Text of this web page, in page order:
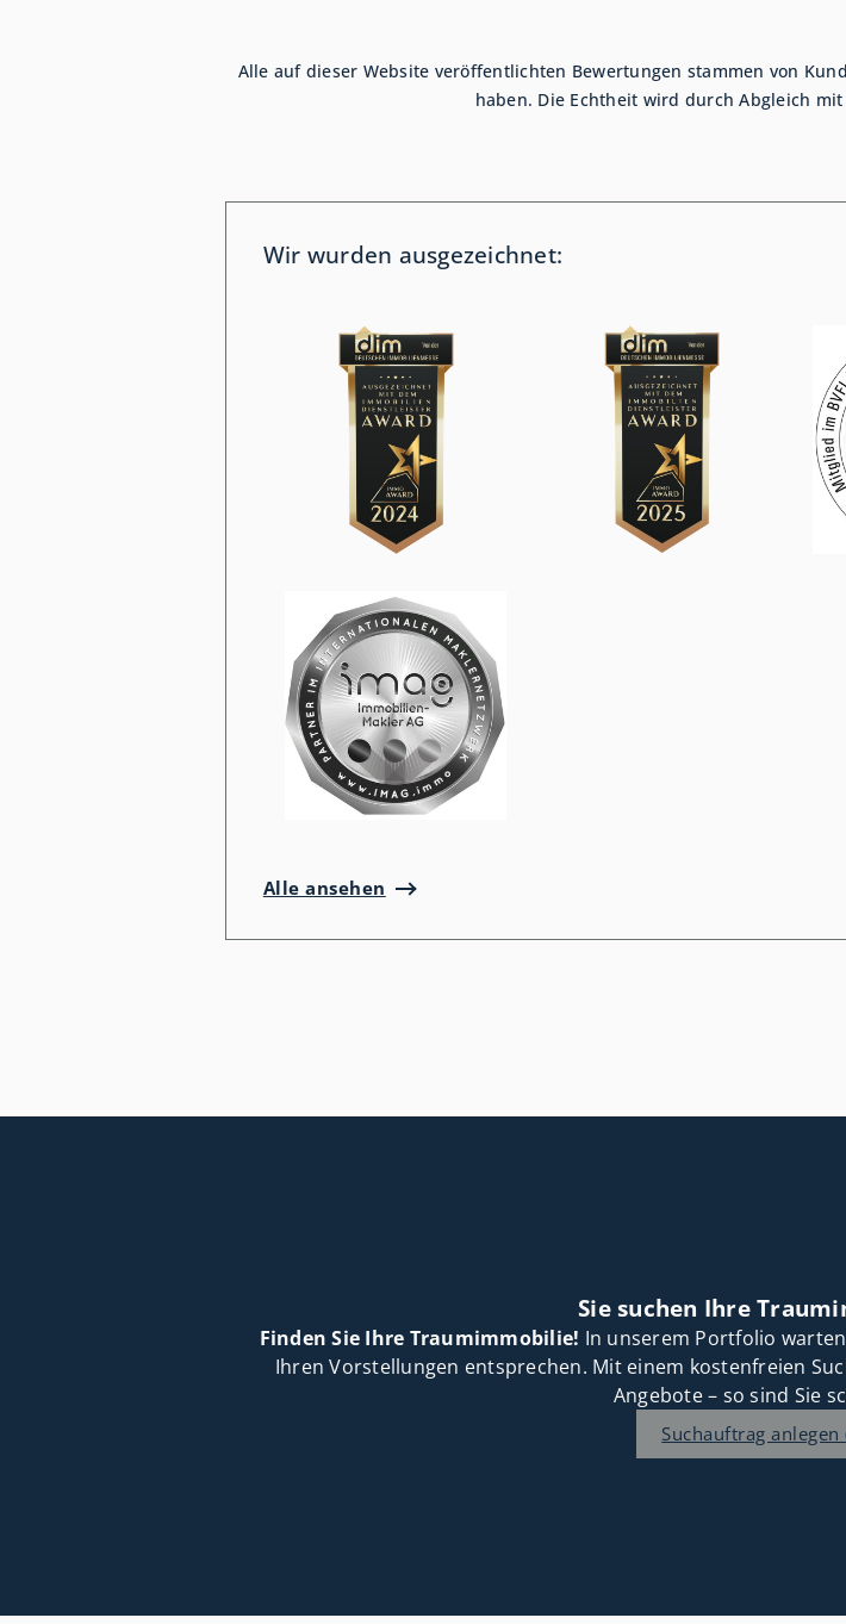
Alle auf dieser Website veröffentlichten Bewertungen stammen von
haben. Die Echtheit wird durch Abgleich
Wir wurden ausgezeichnet:
Alle ansehen
Sie suchen Ihre
Finden Sie Ihre Traumimmobilie! In unserem Portfolio
Ihren Vorstellungen entsprechen. Mit einem kostenfreien
Angebote – so sind Sie
Suchauftrag